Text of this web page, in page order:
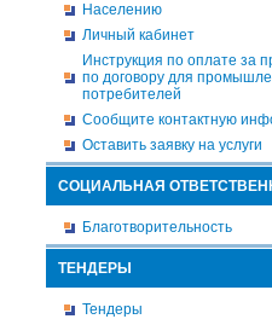
Населению
Личный кабинет
Инструкция по оплате за
по договору для
потребителей
Сообщите контактную
Оставить заявку на услуги
СОЦИАЛЬНАЯ
Благотворительность
ТЕНДЕРЫ
Тендеры